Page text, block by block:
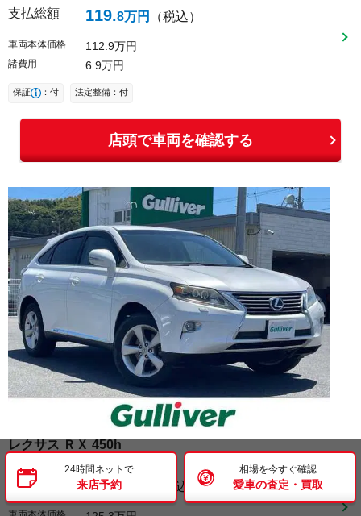
支払総額 119.8万円 （税込）
車両本体価格 112 9万円
諸費用 6 9万円
保証 ：付 法定整備：付
店頭で車両を確認する
レクサス ＲＸ 450h
支払総額 139.8 （税込）
24時間ネットで
来店予約
相場を今すぐ確認
愛車の査定・買取